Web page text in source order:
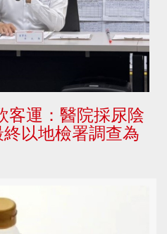
客運：醫院採尿陰
以地檢署調查為